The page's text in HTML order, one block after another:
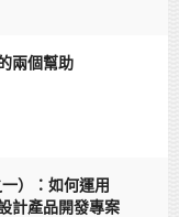
兩個幫助
）：如何運用
計產品開發專案